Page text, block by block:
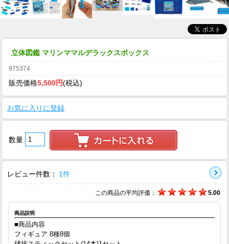
立体図鑑 マリンママルデラックスボックス
975374
販売価格5,500円(税込)
お気に入りに登録
数量
レビュー件数： 1件
この商品の平均評価： 5.00
商品説明
■商品内容
フィギュア 8種8個